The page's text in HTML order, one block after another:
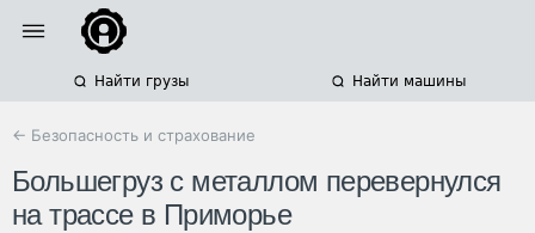
Найти грузы Найти машины
← Безопасность и страхование
Большегруз с металлом перевернулся
на трассе в Приморье